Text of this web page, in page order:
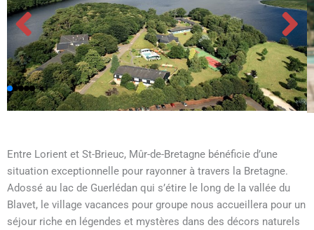
Entre Lorient et St-Brieuc, Mûr-de-Bretagne bénéficie d’une
situation exceptionnelle pour rayonner à travers la Bretagne.
Adossé au lac de Guerlédan qui s’étire le long de la vallée du
Blavet, le village vacances pour groupe nous accueillera pour un
séjour riche en légendes et mystères dans des décors naturels